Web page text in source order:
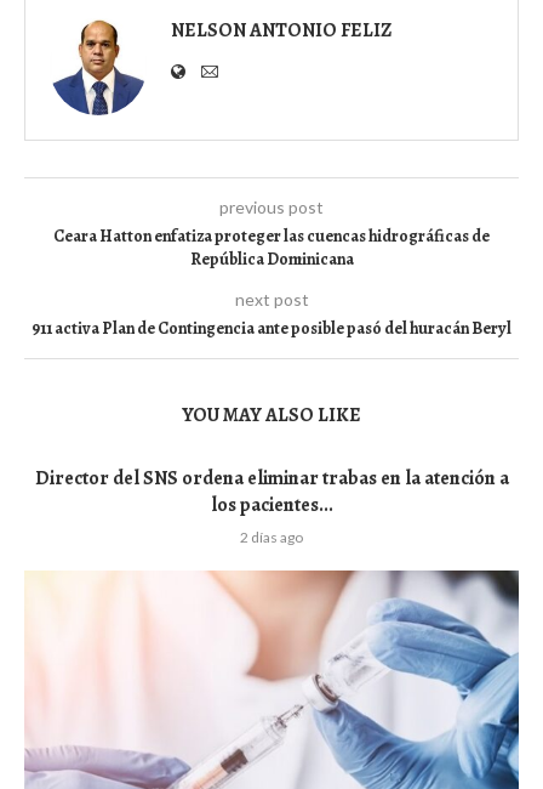
NELSON ANTONIO FELIZ
previous post
Ceara Hatton enfatiza proteger las cuencas hidrográficas de
República Dominicana
next post
911 activa Plan de Contingencia ante posible pasó del huracán Beryl
YOU MAY ALSO LIKE
Director del SNS ordena eliminar trabas en la atención a
los pacientes...
2 días ago